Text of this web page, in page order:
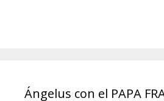
Ángelus con el PAPA